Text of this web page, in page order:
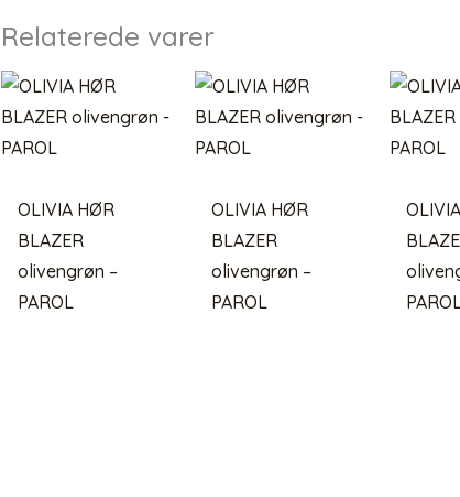
Relaterede varer
OLIVIA HØR
BLAZER
olivengrøn –
PAROL
OLIVIA HØR
BLAZER
olivengrøn –
PAROL